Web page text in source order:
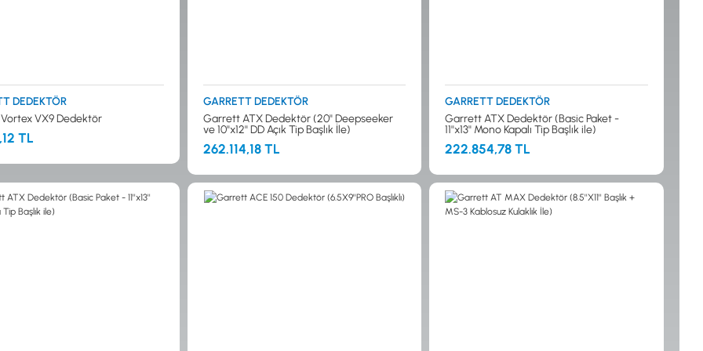
© 2024 Tevafuk Elektronik LTD. ŞTİ.
Dedektör Dünyası, lider dünya markası dedektörlerin
Türkiye distribitörü olan Tevafuk Elektronik LTD. ŞTİ. resmi satış kanalıdır.
DEDEKTÖR
VX9 Dedektör
TL
GARRETT DEDEKTÖR
Garrett ATX Dedektör (20'' Deepseeker
ve 10''x12'' DD Açık Tip Başlık İle)
262.114,18 TL
GARRETT DEDEKTÖR
Garrett ATX Dedektör (Basic Paket -
11''x13'' Mono Kapalı Tip Başlık ile)
222.854,78 TL